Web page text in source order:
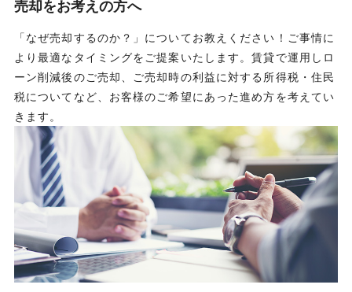
売却をお考えの方へ
「なぜ売却するのか？」についてお教えください！ご事情に
より最適なタイミングをご提案いたします。賃貸で運用しロ
ーン削減後のご売却、ご売却時の利益に対する所得税・住民
税についてなど、お客様のご希望にあった進め方を考えてい
きます。